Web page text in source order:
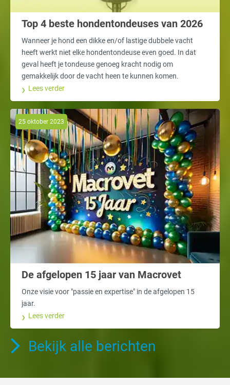
Top 4 beste hondentondeuses van 2026
Wanneer je hond een dikke en/of lastige dubbele vacht
heeft werkt niet elke hondentondeuse even goed. In dat
geval heeft je tondeuse genoeg kracht nodig om
gemakkelijk door de vacht heen te kunnen komen.
Lees verder
25 oktober 2023
De afgelopen 15 jaar van Macrovet
Onze visie voor "passie en expertise" in de afgelopen 15
jaar.
Lees verder
Bekijk alle berichten